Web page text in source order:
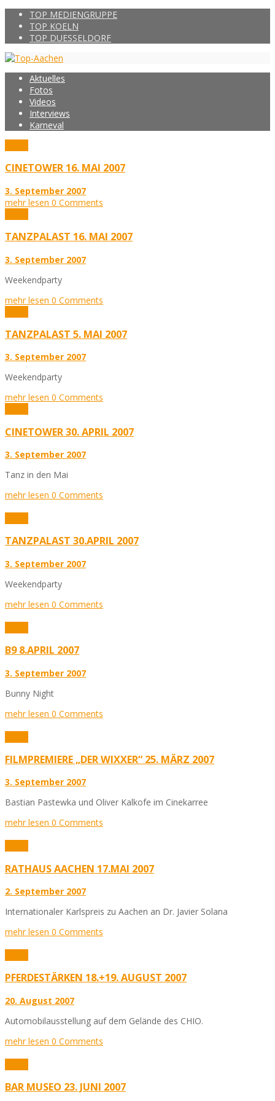
TOP MEDIENGRUPPE
TOP KOELN
TOP DUESSELDORF
Aktuelles
Fotos
Videos
Interviews
Karneval
CINETOWER 16. MAI 2007
3. September 2007
mehr lesen 0 Comments
TANZPALAST 16. MAI 2007
3. September 2007
Weekendparty
mehr lesen 0 Comments
TANZPALAST 5. MAI 2007
3. September 2007
Weekendparty
mehr lesen 0 Comments
CINETOWER 30. APRIL 2007
3. September 2007
Tanz in den Mai
mehr lesen 0 Comments
TANZPALAST 30.APRIL 2007
3. September 2007
Weekendparty
mehr lesen 0 Comments
B9 8.APRIL 2007
3. September 2007
Bunny Night
mehr lesen 0 Comments
FILMPREMIERE „DER WIXXER“ 25. MÄRZ 2007
3. September 2007
Bastian Pastewka und Oliver Kalkofe im Cinekarree
mehr lesen 0 Comments
RATHAUS AACHEN 17.MAI 2007
2. September 2007
Internationaler Karlspreis zu Aachen an Dr. Javier Solana
mehr lesen 0 Comments
PFERDESTÄRKEN 18.+19. AUGUST 2007
20. August 2007
Automobilausstellung auf dem Gelände des CHIO.
mehr lesen 0 Comments
BAR MUSEO 23. JUNI 2007